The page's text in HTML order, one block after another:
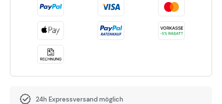
24h Expressversand möglich